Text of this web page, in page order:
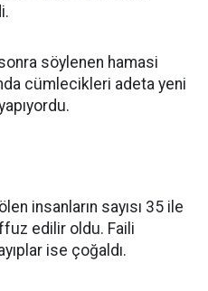
söylenen hamasi
cümlecikleri adeta yeni
insanların sayısı 35 ile
edilir oldu. Faili
ise çoğaldı.